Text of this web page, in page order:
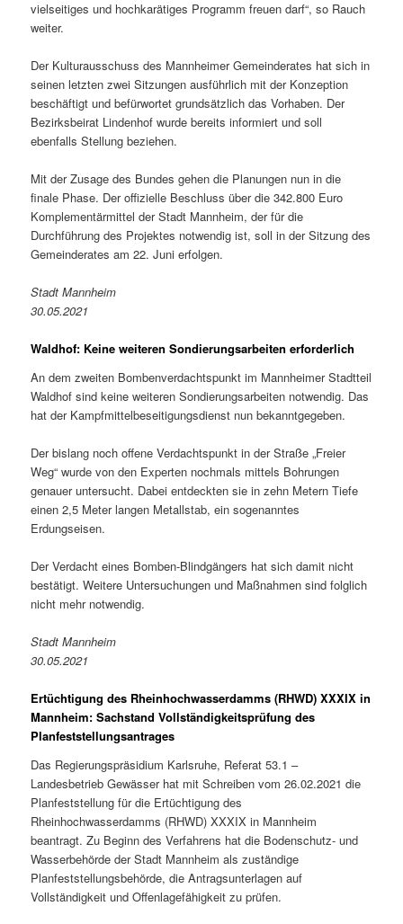
vielseitiges und hochkarätiges Programm freuen darf“, so Rauch
weiter.
Der Kulturausschuss des Mannheimer Gemeinderates hat sich in
seinen letzten zwei Sitzungen ausführlich mit der Konzeption
beschäftigt und befürwortet grundsätzlich das Vorhaben. Der
Bezirksbeirat Lindenhof wurde bereits informiert und soll
ebenfalls Stellung beziehen.
Mit der Zusage des Bundes gehen die Planungen nun in die
finale Phase. Der offizielle Beschluss über die 342.800 Euro
Komplementärmittel der Stadt Mannheim, der für die
Durchführung des Projektes notwendig ist, soll in der Sitzung des
Gemeinderates am 22. Juni erfolgen.
Stadt Mannheim
30.05.2021
Waldhof: Keine weiteren Sondierungsarbeiten erforderlich
An dem zweiten Bombenverdachtspunkt im Mannheimer Stadtteil
Waldhof sind keine weiteren Sondierungsarbeiten notwendig. Das
hat der Kampfmittelbeseitigungsdienst nun bekanntgegeben.
Der bislang noch offene Verdachtspunkt in der Straße „Freier
Weg“ wurde von den Experten nochmals mittels Bohrungen
genauer untersucht. Dabei entdeckten sie in zehn Metern Tiefe
einen 2,5 Meter langen Metallstab, ein sogenanntes
Erdungseisen.
Der Verdacht eines Bomben-Blindgängers hat sich damit nicht
bestätigt. Weitere Untersuchungen und Maßnahmen sind folglich
nicht mehr notwendig.
Stadt Mannheim
30.05.2021
Ertüchtigung des Rheinhochwasserdamms (RHWD) XXXIX in
Mannheim: Sachstand Vollständigkeitsprüfung des
Planfeststellungsantrages
Das Regierungspräsidium Karlsruhe, Referat 53.1 –
Landesbetrieb Gewässer hat mit Schreiben vom 26.02.2021 die
Planfeststellung für die Ertüchtigung des
Rheinhochwasserdamms (RHWD) XXXIX in Mannheim
beantragt. Zu Beginn des Verfahrens hat die Bodenschutz- und
Wasserbehörde der Stadt Mannheim als zuständige
Planfeststellungsbehörde, die Antragsunterlagen auf
Vollständigkeit und Offenlagefähigkeit zu prüfen.